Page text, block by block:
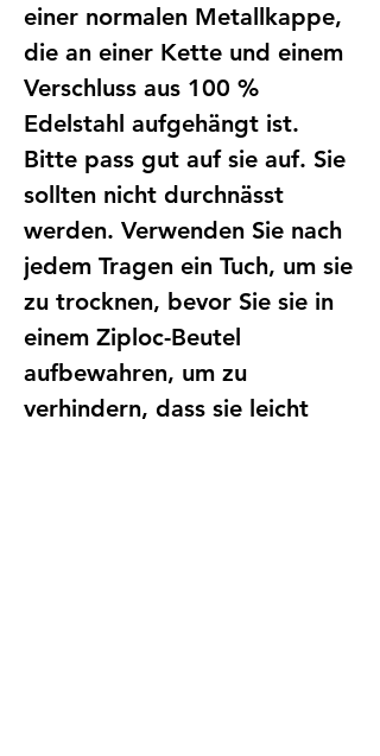
einer normalen Metallkappe,
die an einer Kette und einem
Verschluss aus 100 %
Edelstahl aufgehängt ist.
Bitte pass gut auf sie auf. Sie
sollten nicht durchnässt
werden. Verwenden Sie nach
jedem Tragen ein Tuch, um sie
zu trocknen, bevor Sie sie in
einem Ziploc-Beutel
aufbewahren, um zu
verhindern, dass sie leicht